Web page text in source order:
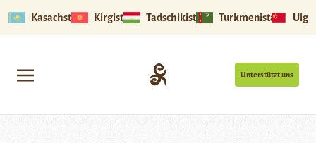
Kasachstan Kirgistan Tadschikistan Turkmenistan
Unterstützt uns